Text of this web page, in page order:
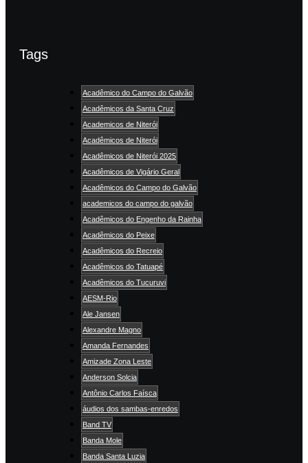
Tags
Acadêmico do Campo do Galvão
Acadêmicos da Santa Cruz
Academicos de Niterói
Acadêmicos de Niterói
Acadêmicos de Niterói 2025
Acadêmicos de Vigário Geral
Acadêmicos do Campo do Galvão
academicos do campo do galvão
Acadêmicos do Engenho da Rainha
Acadêmicos do Peixe
Acadêmicos do Recreio
Acadêmicos do Tatuapé
Acadêmicos do Tucuruvi
AESM-Rio
Ale Jansen
Alexandre Magno
Amanda Fernandes
Amizade Zona Leste
Anderson Solcia
Antônio Carlos Faísca
áudios dos sambas-enredos
Band TV
Banda Mole
Banda Santa Luzia